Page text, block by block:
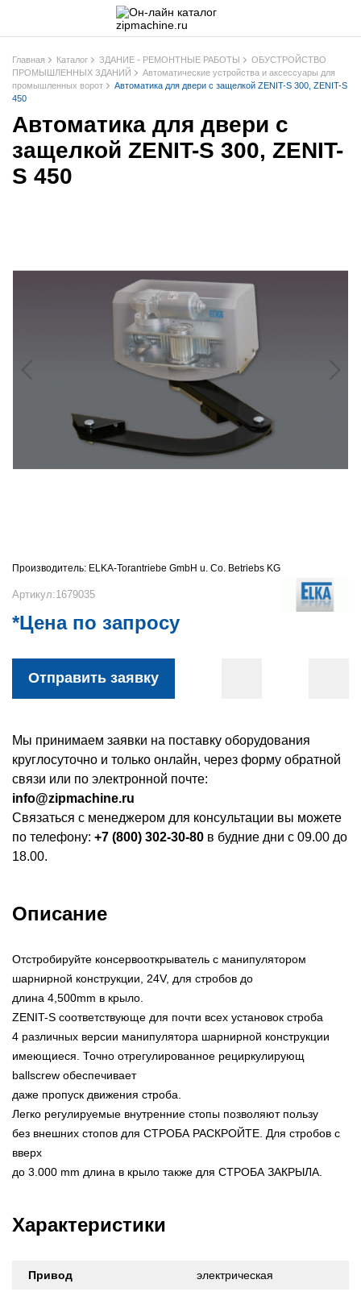
Главная Каталог ЗДАНИЕ - РЕМОНТНЫЕ РАБОТЫ
ОБУСТРОЙСТВО
ПРОМЫШЛЕННЫХ ЗДАНИЙ
Автоматические устройства и аксессуары для
промышленных ворот
Автоматика для двери с защелкой ZENIT-S 300, ZENIT-S
450
Автоматика для двери с
защелкой ZENIT-S 300, ZENIT-
S 450
Производитель: ELKA-Torantriebe GmbH u. Co. Betriebs KG
Артикул:1679035
*Цена по запросу
Отправить заявку
Мы принимаем заявки на поставку оборудования
круглосуточно и только онлайн, через форму обратной
связи или по электронной почте:
info@zipmachine.ru
Связаться с менеджером для консультации вы можете
по телефону: +7 (800) 302-30-80 в будние дни с 09.00 до
18.00.
Описание
Отстробируйте консервооткрыватель с манипулятором
шарнирной конструкции, 24V, для стробов до
длина 4,500mm в крыло.
ZENIT-S соответствующе для почти всех установок строба
4 различных версии манипулятора шарнирной конструкции
имеющиеся. Точно отрегулированное рециркулирующ
ballscrew обеспечивает
даже пропуск движения строба.
Легко регулируемые внутренние стопы позволяют пользу
без внешних стопов для СТРОБА РАСКРОЙТЕ. Для стробов с
вверх
до 3.000 mm длина в крыло также для СТРОБА ЗАКРЫЛА.
Характеристики
Привод электрическая